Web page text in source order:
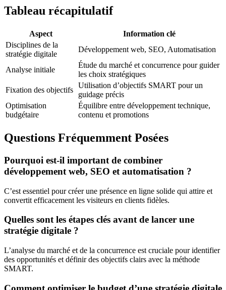
Tableau récapitulatif
Aspect
Information clé
Disciplines de la
stratégie digitale
Développement web, SEO, Automatisation
Analyse initiale
Étude du marché et concurrence pour guider
les choix stratégiques
Fixation des objectifs
Utilisation d’objectifs SMART pour un
guidage précis
Optimisation
budgétaire
Équilibre entre développement technique,
contenu et promotions
Questions Fréquemment Posées
Pourquoi est-il important de combiner
développement web, SEO et automatisation ?
C’est essentiel pour créer une présence en ligne solide qui attire et
convertit efficacement les visiteurs en clients fidèles.
Quelles sont les étapes clés avant de lancer une
stratégie digitale ?
L’analyse du marché et de la concurrence est cruciale pour identifier
des opportunités et définir des objectifs clairs avec la méthode
SMART.